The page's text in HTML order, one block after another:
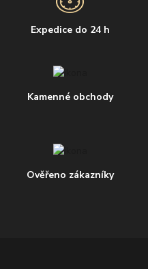
Expedice do 24 h
Kamenné obchody
Ověřeno zákazníky